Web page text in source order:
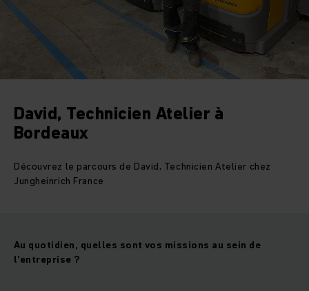
David, Technicien Atelier à
Bordeaux
Découvrez le parcours de David, Technicien Atelier chez
Jungheinrich France
Au quotidien, quelles sont vos missions au sein de
l’entreprise ?